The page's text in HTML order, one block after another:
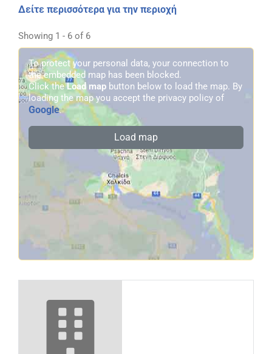
Δείτε περισσότερα για την περιοχή
Showing 1 - 6 of 6
To protect your personal data, your connection to
the embedded map has been blocked.
Click theLoad map button below to load the map. By
loading the map you accept the privacy policy of
Google.
Load map